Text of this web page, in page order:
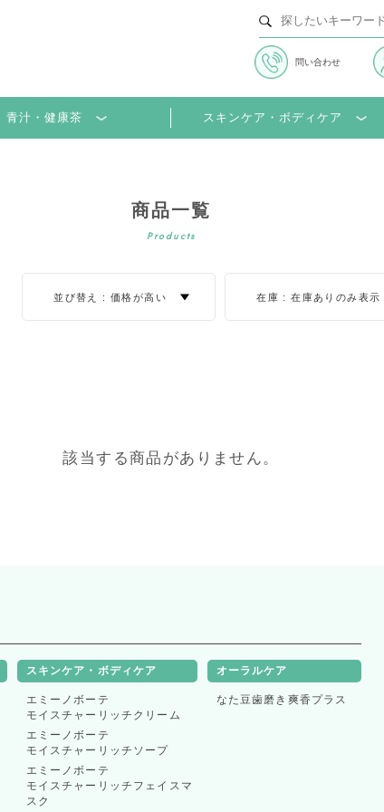
問い合わせ
青汁・健康茶 スキンケア・ボディケア
商品一覧
Products
在庫
並べ替え
並び替え : 価格が高い 在庫 :在庫ありのみ表示
該当する商品がありません。
スキンケア・ボディケア
エミーノボーテ
モイスチャーリッチクリーム
エミーノボーテ
モイスチャーリッチソープ
エミーノボーテ
モイスチャーリッチフェイスマ
スク
オーラルケア
なた豆歯磨き爽香プラス